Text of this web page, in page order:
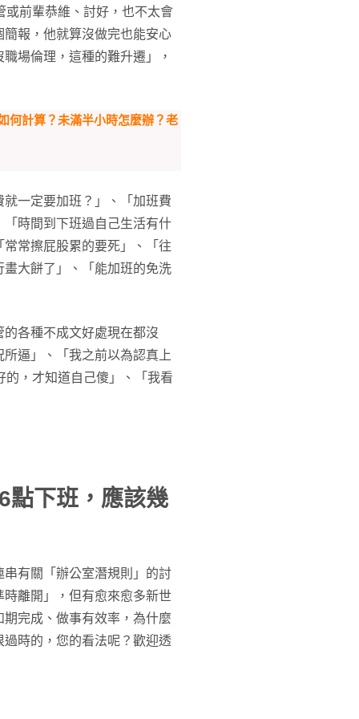
或前輩恭維、討好，也不太會
報，他就算沒做完也能安心
場倫理，這種的難升遷」，
何計算？未滿半小時怎麼辦？老
一定要加班？」、「加班費
時間到下班過自己生活有什
常擦屁股累的要死」、「往
畫大餅了」、「能加班的免洗
各種不成文好處現在都沒
逼」、「我之前以為認真上
的，才知道自己傻」、「我看
點下班，應該幾
有關「辦公室潛規則」的討
離開」，但有愈來愈多新世
完成、做事有效率，為什麼
時的，您的看法呢？歡迎透